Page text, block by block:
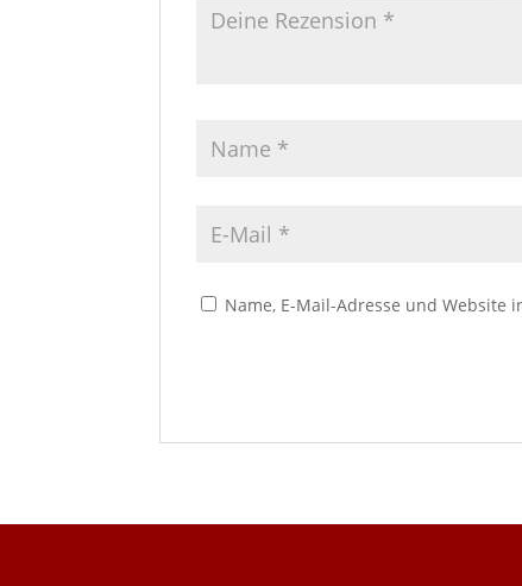
Name, E-Mail-Adresse und